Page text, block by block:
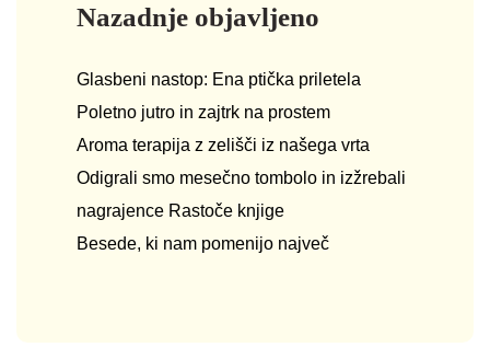
Nazadnje objavljeno
Glasbeni nastop: Ena ptička priletela
Poletno jutro in zajtrk na prostem
Aroma terapija z zelišči iz našega vrta
Odigrali smo mesečno tombolo in izžrebali
nagrajence Rastoče knjige
Besede, ki nam pomenijo največ